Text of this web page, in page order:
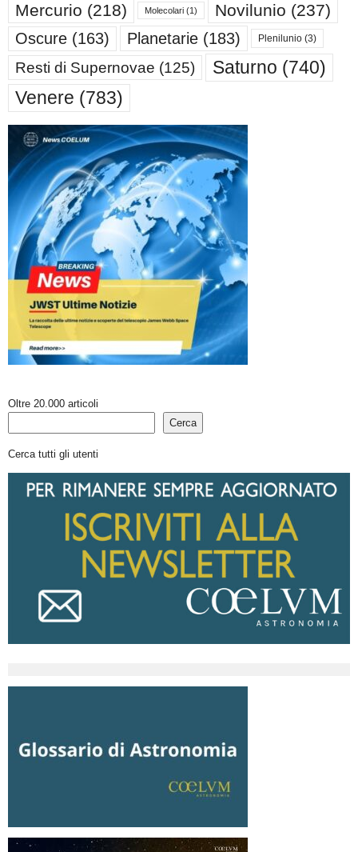
Mercurio (218) Molecolari (1) Novilunio (237)
Oscure (163) Planetarie (183) Plenilunio (3)
Resti di Supernovae (125) Saturno (740)
Venere (783)
Oltre 20.000 articoli
Cerca
Cerca tutti gli utenti